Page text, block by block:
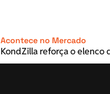
Acontece no Mercado
KondZilla reforça o elenco